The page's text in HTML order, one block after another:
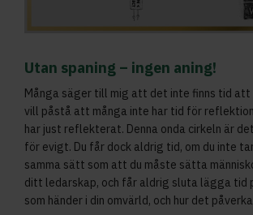
Utan spaning – ingen aning!
Många säger till mig att det inte finns tid
vill påstå att många inte har tid för
har just reflekterat. Denna onda cirkeln är
för evigt. Du får dock aldrig tid, om du inte
samma sätt som att du måste sätta
ditt ledarskap, och får aldrig sluta lägga tid
som händer i din omvärld, och hur det